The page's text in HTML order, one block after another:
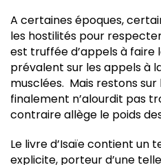
A certaines époques,
les hostilités pour
est truffée d’appels à faire
prévalent sur les appels à
musclées. Mais restons
finalement n’alourdit pas
contraire allège le poids
Le livre d’Isaïe contient
explicite, porteur d’une